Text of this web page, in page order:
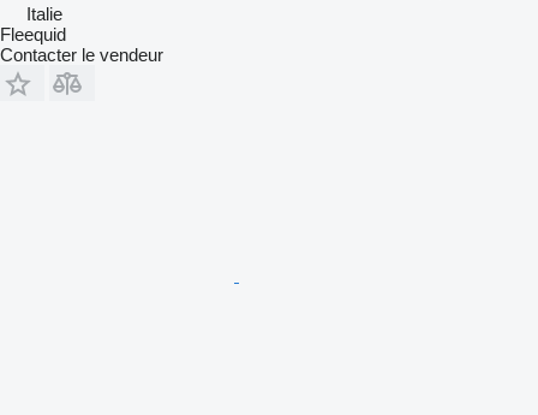
Italie
Fleequid
Contacter le vendeur